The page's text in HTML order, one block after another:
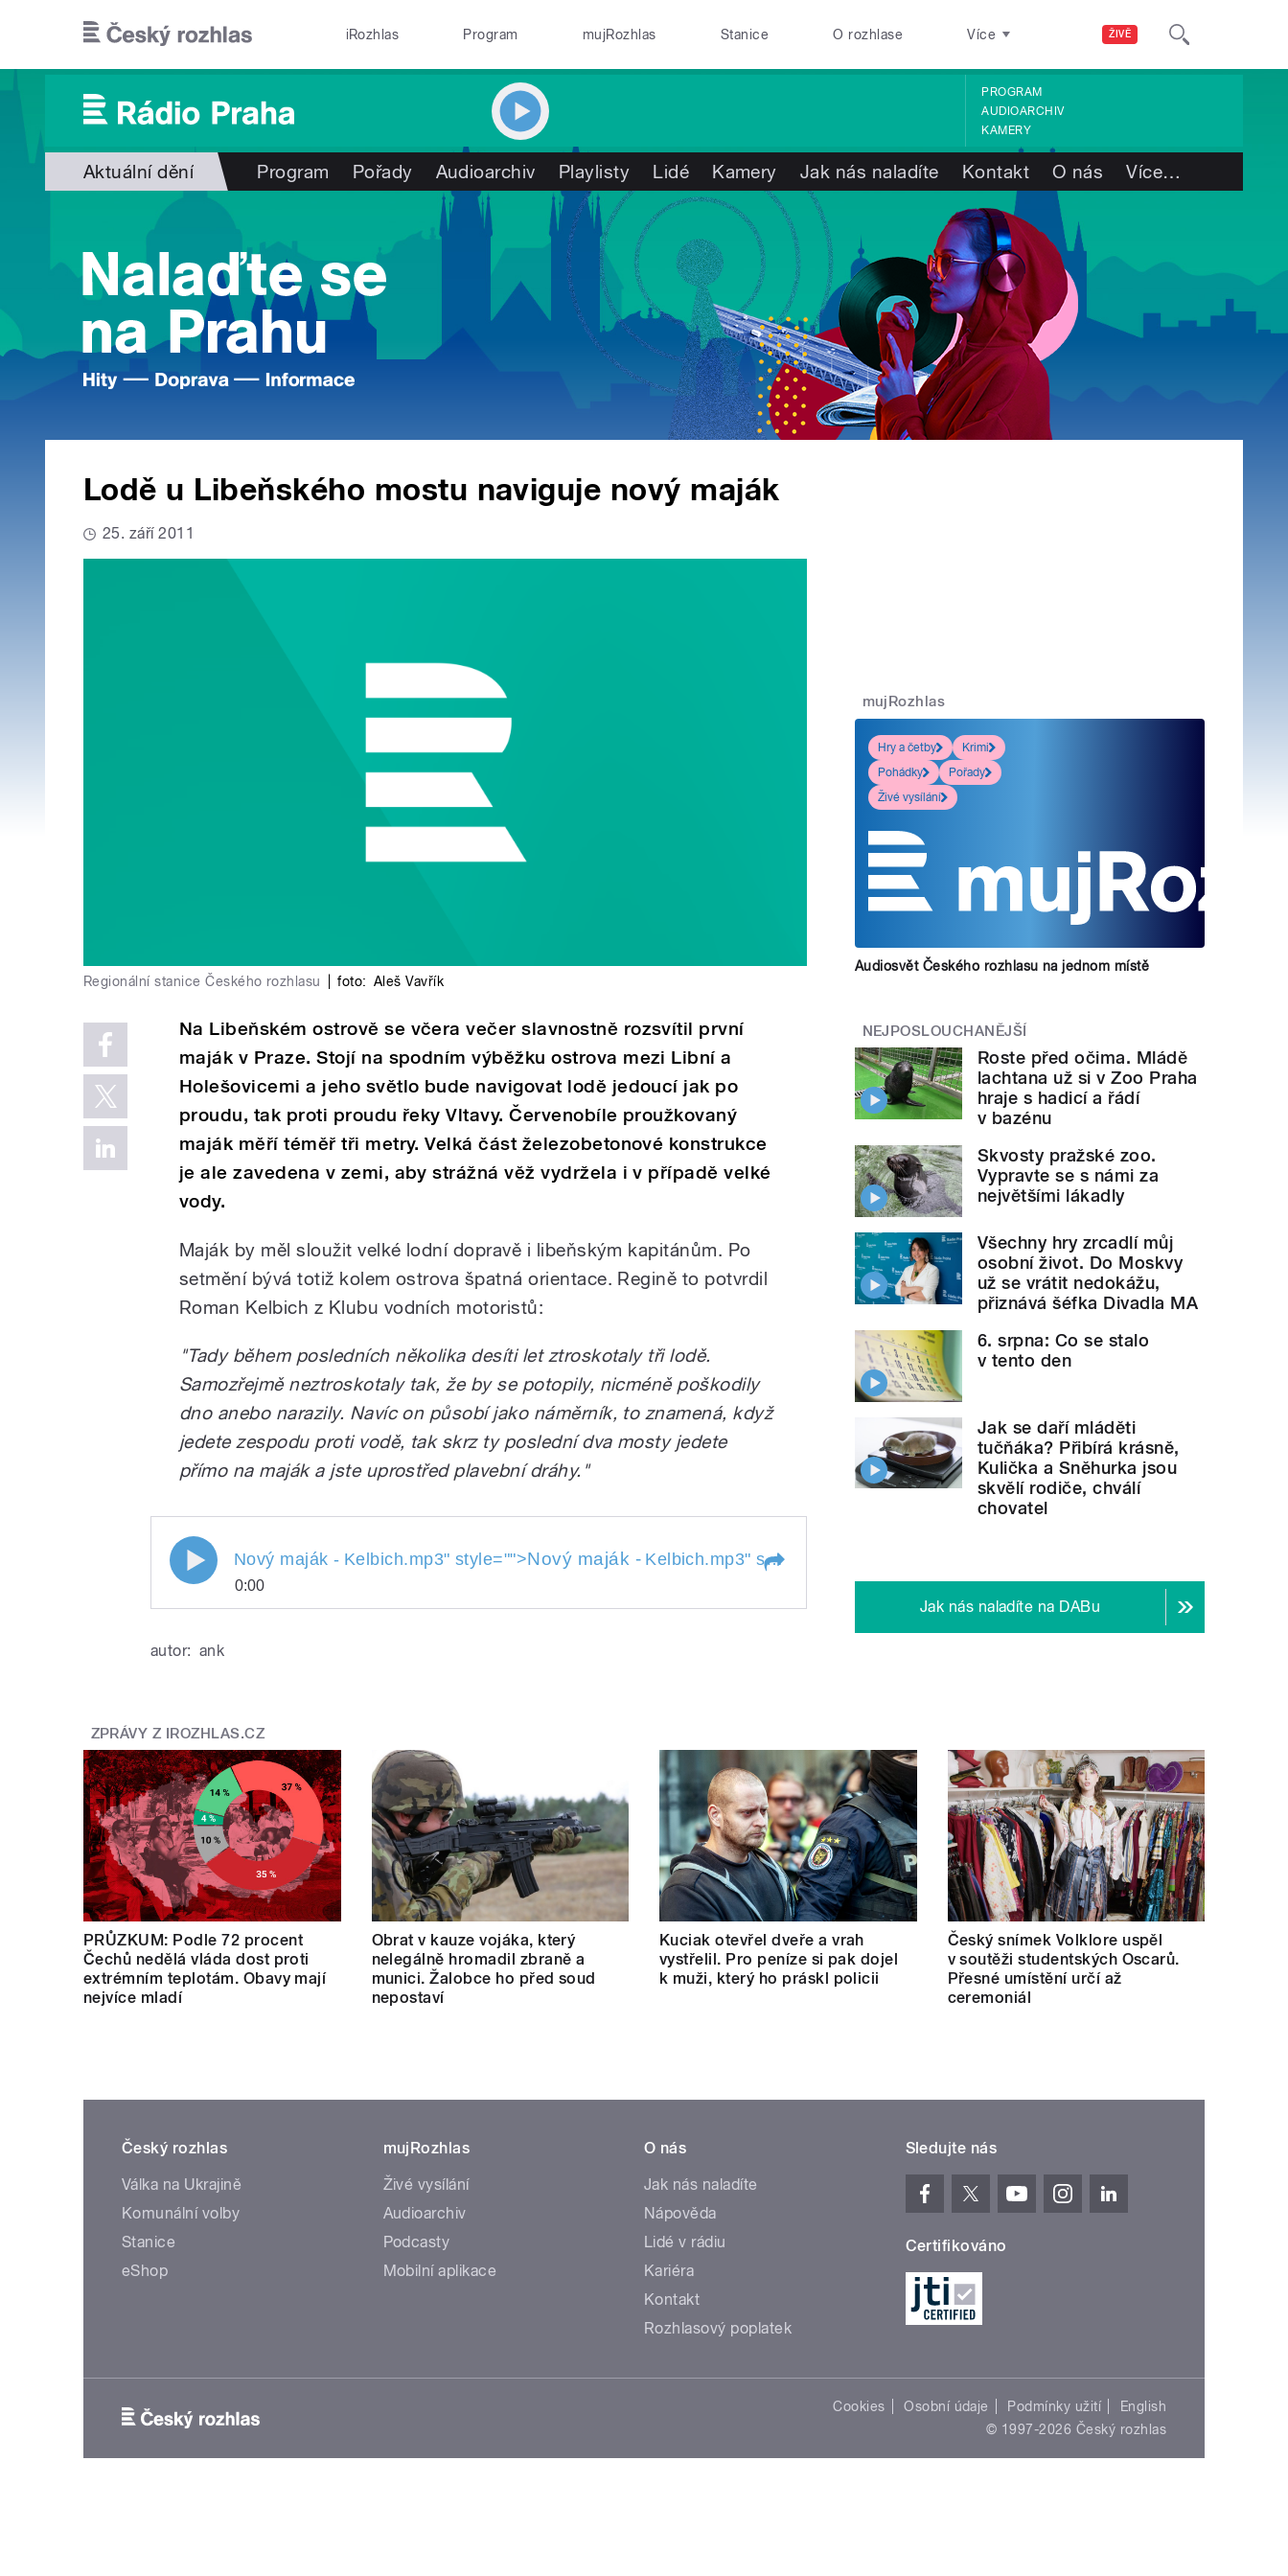
ŽIVĚ
iRozhlas Program mujRozhlas Stanice O rozhlase Více
PROGRAM
AUDIOARCHIV
KAMERY
Aktuální dění Program Pořady Audioarchiv Playlisty Lidé Kamery Jak nás naladíte Kontakt O nás Více…
Lodě u Libeňského mostu naviguje nový maják
25. září 2011
Regionální stanice Českého rozhlasu foto: Aleš Vavřík
Na Libeňském ostrově se včera večer slavnostně rozsvítil první
maják v Praze. Stojí na spodním výběžku ostrova mezi Libní a
Holešovicemi a jeho světlo bude navigovat lodě jedoucí jak po
proudu, tak proti proudu řeky Vltavy. Červenobíle proužkovaný
maják měří téměř tři metry. Velká část železobetonové konstrukce
je ale zavedena v zemi, aby strážná věž vydržela i v případě velké
vody.
Maják by měl sloužit velké lodní dopravě i libeňským kapitánům. Po
setmění bývá totiž kolem ostrova špatná orientace. Regině to potvrdil
Roman Kelbich z Klubu vodních motoristů:
"Tady během posledních několika desíti let ztroskotaly tři lodě.
Samozřejmě neztroskotaly tak, že by se potopily, nicméně poškodily
dno anebo narazily. Navíc on působí jako náměrník, to znamená, když
jedete zespodu proti vodě, tak skrz ty poslední dva mosty jedete
přímo na maják a jste uprostřed plavební dráhy."
/
Nový maják - Kelbich.mp3" style="">Nový maják - Kelbich.mp3" style="">
0:00
autor: ank
mujRozhlas
Hry a četby
Krimi
Pohádky
Pořady
Živé vysílání
Audiosvět Českého rozhlasu na jednom místě
NEJPOSLOUCHANĚJŠÍ
Roste před očima. Mládě
lachtana už si v Zoo Praha
hraje s hadicí a řádí
v bazénu
Skvosty pražské zoo.
Vypravte se s námi za
největšími lákadly
Všechny hry zrcadlí můj
osobní život. Do Moskvy
už se vrátit nedokážu,
přiznává šéfka Divadla MA
6. srpna: Co se stalo
v tento den
Jak se daří mláděti
tučňáka? Přibírá krásně,
Kulička a Sněhurka jsou
skvělí rodiče, chválí
chovatel
Jak nás naladíte na DABu
ZPRÁVY Z IROZHLAS.CZ
PRŮZKUM: Podle 72 procent
Čechů nedělá vláda dost proti
extrémním teplotám. Obavy mají
nejvíce mladí
Obrat v kauze vojáka, který
nelegálně hromadil zbraně a
munici. Žalobce ho před soud
nepostaví
Kuciak otevřel dveře a vrah
vystřelil. Pro peníze si pak dojel
k muži, který ho práskl policii
Český snímek Volklore uspěl
v soutěži studentských Oscarů.
Přesné umístění určí až
ceremoniál
Český rozhlas
Válka na Ukrajině
Komunální volby
Stanice
eShop
mujRozhlas
Živé vysílání
Audioarchiv
Podcasty
Mobilní aplikace
O nás
Jak nás naladíte
Nápověda
Lidé v rádiu
Kariéra
Kontakt
Rozhlasový poplatek
Sledujte nás
Certifikováno
Cookies Osobní údaje Podmínky užití
English
© 1997-2026 Český rozhlas